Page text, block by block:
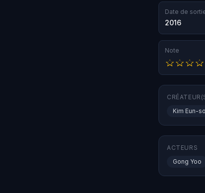
Date de
2016
Note
Kim Eun-
ACTEURS
Gong Yoo